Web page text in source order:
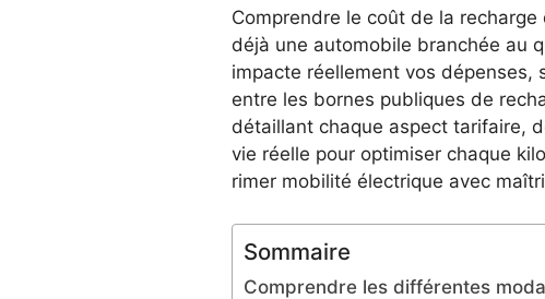
Comprendre le coût de la
déjà une automobile branchée au
impacte réellement vos dépenses,
entre les bornes publiques de
détaillant chaque aspect tarifaire,
vie réelle pour optimiser chaque
rimer mobilité électrique avec
Sommaire
Comprendre les différentes